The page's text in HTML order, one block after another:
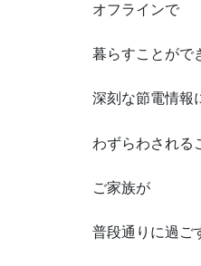
オフラインで
暮らすことがで
深刻な節電情報
わずらわされる
ご家族が
普段通りに過ご